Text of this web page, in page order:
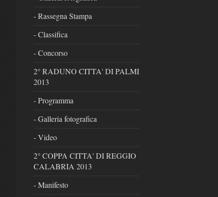
- Rassegna Stampa
- Classifica
- Concorso
2° RADUNO CITTA' DI PALMI
2013
- Programma
- Galleria fotografica
- Video
2° COPPA CITTA' DI REGGIO
CALABRIA 2013
- Manifesto